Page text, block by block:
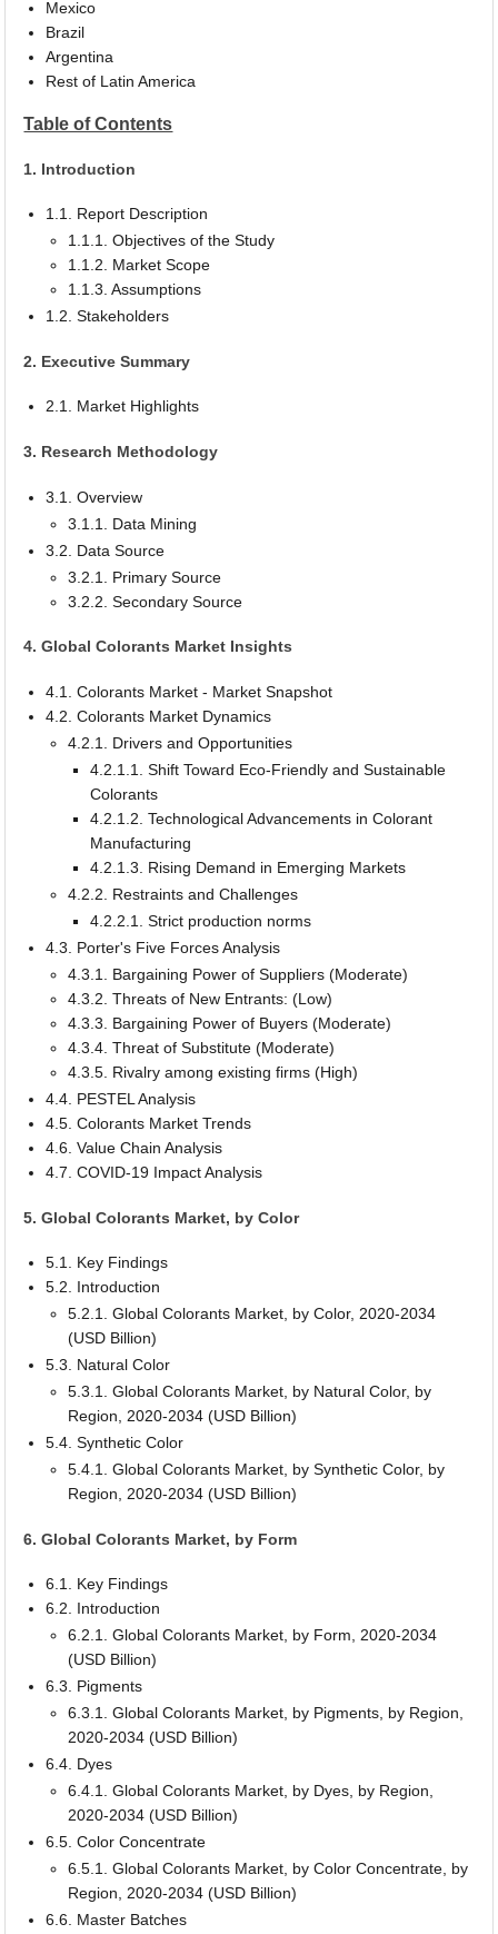
Mexico
Brazil
Argentina
Rest of Latin America
Table of Contents
1. Introduction
1.1. Report Description
1.1.1. Objectives of the Study
1.1.2. Market Scope
1.1.3. Assumptions
1.2. Stakeholders
2. Executive Summary
2.1. Market Highlights
3. Research Methodology
3.1. Overview
3.1.1. Data Mining
3.2. Data Source
3.2.1. Primary Source
3.2.2. Secondary Source
4. Global Colorants Market Insights
4.1. Colorants Market - Market Snapshot
4.2. Colorants Market Dynamics
4.2.1. Drivers and Opportunities
4.2.1.1. Shift Toward Eco-Friendly and Sustainable
Colorants
4.2.1.2. Technological Advancements in Colorant
Manufacturing
4.2.1.3. Rising Demand in Emerging Markets
4.2.2. Restraints and Challenges
4.2.2.1. Strict production norms
4.3. Porter's Five Forces Analysis
4.3.1. Bargaining Power of Suppliers (Moderate)
4.3.2. Threats of New Entrants: (Low)
4.3.3. Bargaining Power of Buyers (Moderate)
4.3.4. Threat of Substitute (Moderate)
4.3.5. Rivalry among existing firms (High)
4.4. PESTEL Analysis
4.5. Colorants Market Trends
4.6. Value Chain Analysis
4.7. COVID-19 Impact Analysis
5. Global Colorants Market, by Color
5.1. Key Findings
5.2. Introduction
5.2.1. Global Colorants Market, by Color, 2020-2034
(USD Billion)
5.3. Natural Color
5.3.1. Global Colorants Market, by Natural Color, by
Region, 2020-2034 (USD Billion)
5.4. Synthetic Color
5.4.1. Global Colorants Market, by Synthetic Color, by
Region, 2020-2034 (USD Billion)
6. Global Colorants Market, by Form
6.1. Key Findings
6.2. Introduction
6.2.1. Global Colorants Market, by Form, 2020-2034
(USD Billion)
6.3. Pigments
6.3.1. Global Colorants Market, by Pigments, by Region,
2020-2034 (USD Billion)
6.4. Dyes
6.4.1. Global Colorants Market, by Dyes, by Region,
2020-2034 (USD Billion)
6.5. Color Concentrate
6.5.1. Global Colorants Market, by Color Concentrate, by
Region, 2020-2034 (USD Billion)
6.6. Master Batches